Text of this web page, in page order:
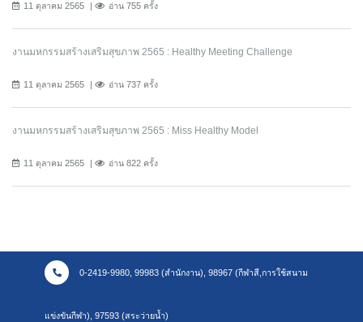
11 ตุลาคม 2565 อ่าน 755 ครั้ง
งานมหกรรมสร้างเสริมสุขภาพ 2565 : Healthy Meeting Challenge
11 ตุลาคม 2565 อ่าน 737 ครั้ง
งานมหกรรมสร้างเสริมสุขภาพ 2565 : Miss Healthy Model
11 ตุลาคม 2565 อ่าน 822 ครั้ง
0-2419-9980, 99983 (สำนักงาน), 98967 (กีฬาสี,การใช้สนาม
แข่งขันกีฬา), 97593 (สระว่ายน้ำ)